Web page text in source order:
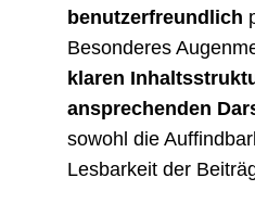
benutzerfreundlich
Besonderes
klaren
ansprechenden
sowohl die
Lesbarkeit der